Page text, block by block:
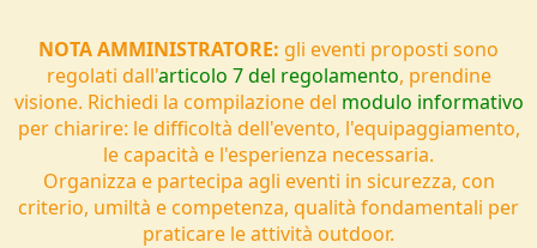
NOTA AMMINISTRATORE: gli eventi proposti sono
regolati dall'articolo 7 del regolamento, prendine
visione. Richiedi la compilazione del modulo informativo
per chiarire: le difficoltà dell'evento, l'equipaggiamento,
le capacità e l'esperienza necessaria.
Organizza e partecipa agli eventi in sicurezza, con
criterio, umiltà e competenza, qualità fondamentali per
praticare le attività outdoor.